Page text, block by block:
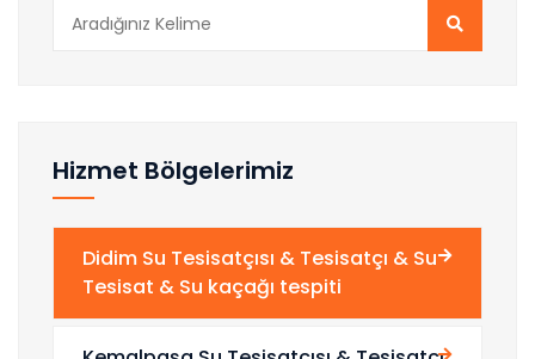
Hizmet Bölgelerimiz
Didim Su Tesisatçısı & Tesisatçı & Su
Tesisat & Su kaçağı tespiti